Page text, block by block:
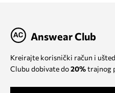
Answear Club
Kreirajte korisnički račun i
Clubu dobivate do20%trajnog